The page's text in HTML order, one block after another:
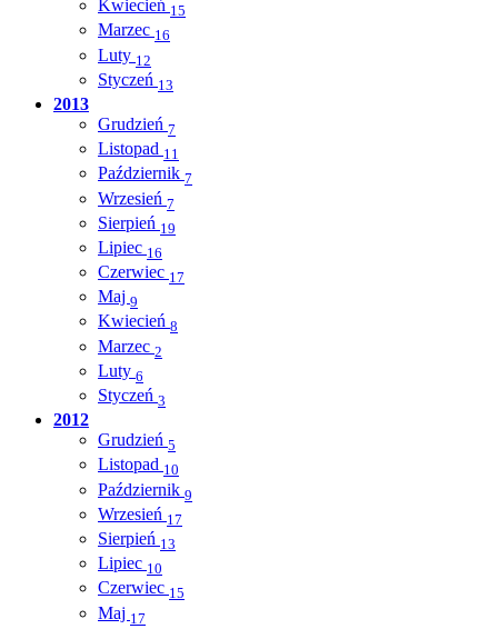
Kwiecień 15
Marzec 16
Luty 12
Styczeń 13
2013
Grudzień 7
Listopad 11
Październik 7
Wrzesień 7
Sierpień 19
Lipiec 16
Czerwiec 17
Maj 9
Kwiecień 8
Marzec 2
Luty 6
Styczeń 3
2012
Grudzień 5
Listopad 10
Październik 9
Wrzesień 17
Sierpień 13
Lipiec 10
Czerwiec 15
Maj 17